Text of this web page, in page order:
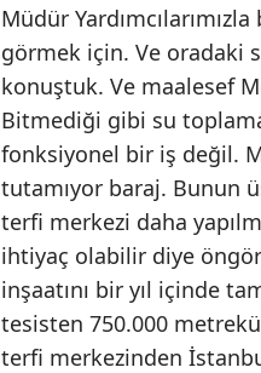
Müdür
görmek için. Ve oradaki
konuştuk. Ve maalesef
Bitmediği gibi su
fonksiyonel bir iş değil.
tutamıyor baraj. Bunun
terfi merkezi daha
ihtiyaç olabilir diye
inşaatını bir yıl içinde
tesisten 750.000
terfi merkezinden